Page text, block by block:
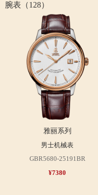
腕表（128）
雅丽系列
男士机械表
GBR5680-25191BR
¥7380